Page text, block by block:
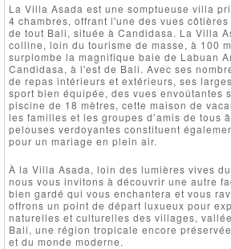
La Villa Asada est une somptueuse villa
4 chambres, offrant l'une des vues
de tout Bali, située à Candidasa. La Villa
colline, loin du tourisme de masse, à 100
surplombe la magnifique baie de Labuan
Candidasa, à l'est de Bali. Avec ses
de repas intérieurs et extérieurs, ses
sport bien équipée, des vues envoûtantes
piscine de 18 mètres, cette maison de
les familles et les groupes d’amis de tous
pelouses verdoyantes constituent
pour un mariage en plein air.
À la Villa Asada, loin des lumières vives
nous vous invitons à découvrir une autre
bien gardé qui vous enchantera et vous
offrons un point de départ luxueux pour
naturelles et culturelles des villages,
Bali, une région tropicale encore
et du monde moderne.